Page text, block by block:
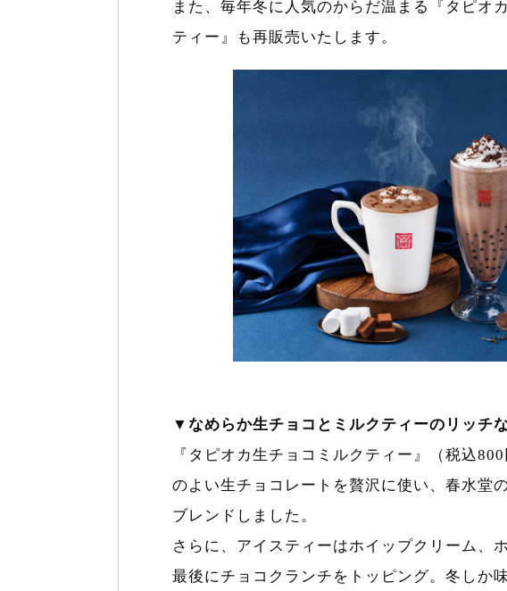
また、毎年冬に人気のからだ温まる『タピオ
ティー』も再販売いたします。
▼なめらか生チョコとミルクティーのリッチ
『タピオカ生チョコミルクティー』（税込
のよい生チョコレートを贅沢に使い、春水堂
ブレンドしました。
さらに、アイスティーはホイップクリーム、
最後にチョコクランチをトッピング。冬しか